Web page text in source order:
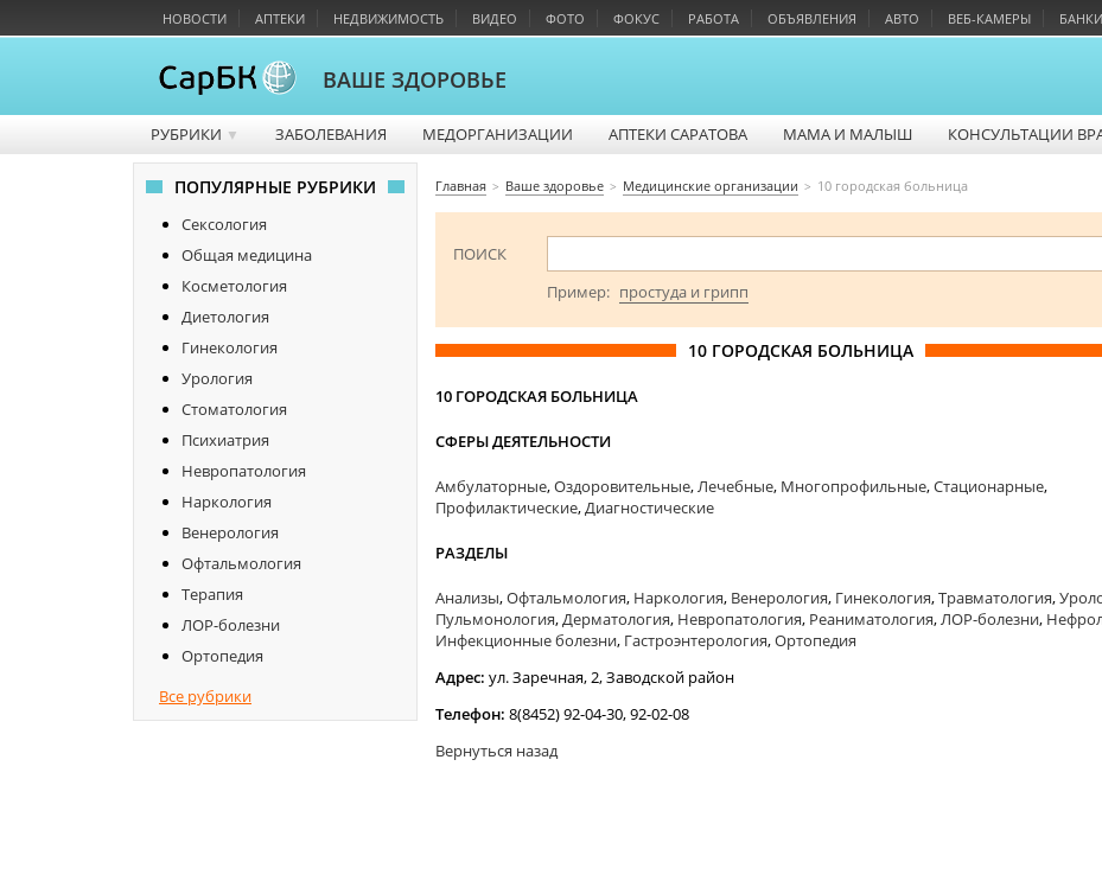
НОВОСТИ АПТЕКИ НЕДВИЖИМОСТЬ ВИДЕО ФОТО ФОКУС РАБОТА ОБЪЯВЛЕНИЯ АВТО ВЕБ-КАМЕРЫ БАНКИ
ВАШЕ ЗДОРОВЬЕ
РУБРИКИ ▼ ЗАБОЛЕВАНИЯ МЕДОРГАНИЗАЦИИ АПТЕКИ САРАТОВА МАМА И МАЛЫШ КОНСУЛЬТАЦИИ
ПОПУЛЯРНЫЕ РУБРИКИ
Сексология
Общая медицина
Косметология
Диетология
Гинекология
Урология
Стоматология
Психиатрия
Невропатология
Наркология
Венерология
Офтальмология
Терапия
ЛОР-болезни
Ортопедия
Все рубрики
Главная Ваше здоровье Медицинские организации 10 городская больница
ПОИСК
Пример: простуда и грипп
10 ГОРОДСКАЯ БОЛЬНИЦА
10 ГОРОДСКАЯ БОЛЬНИЦА
СФЕРЫ ДЕЯТЕЛЬНОСТИ
Амбулаторные,Оздоровительные,Лечебные, Многопрофильные,Стационарные,
Профилактические,Диагностические
РАЗДЕЛЫ
Анализы,Офтальмология, Наркология, Венерология, Гинекология,Травматология,
Пульмонология,Дерматология, Невропатология, Реаниматология,ЛОР-болезни,
Инфекционные болезни, Гастроэнтерология,Ортопедия
Адрес: ул. Заречная, 2, Заводской район
Телефон: 8(8452) 92-04-30, 92-02-08
Вернуться назад